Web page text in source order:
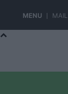
MENU MAIL